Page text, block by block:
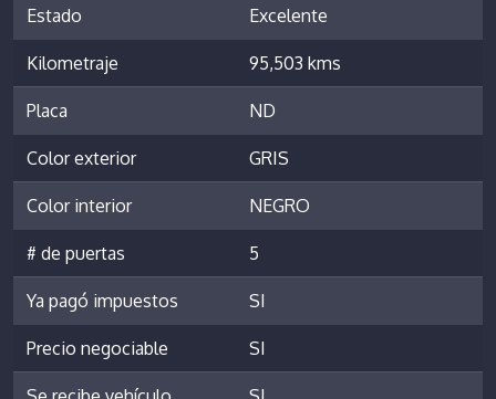
Estado Excelente
Kilometraje 95,503 kms
Placa ND
Color exterior GRIS
Color interior NEGRO
# de puertas 5
Ya pagó impuestos SI
Precio negociable SI